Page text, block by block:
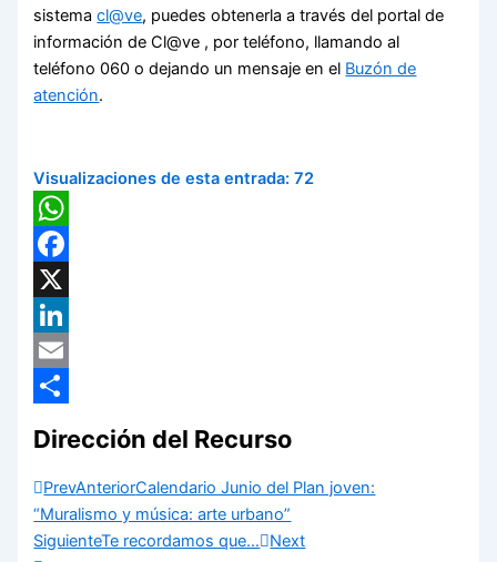
sistemacl@ve, puedes obtenerla a través del portal de
información de Cl@ve , por teléfono, llamando al
teléfono 060 o dejando un mensaje en el Buzón de
atención.
Visualizaciones de esta entrada: 72
WhatsApp
Facebook
X
LinkedIn
Email
Dirección del Recurso
PrevAnteriorCalendario Junio del Plan joven:
“Muralismo y música: arte urbano”
SiguienteTe recordamos que… Next